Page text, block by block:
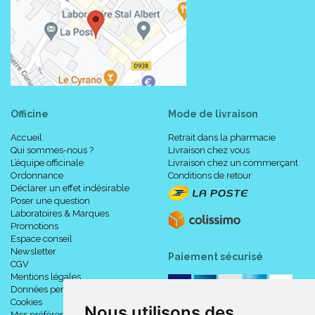
Testées dermatologiquement :
Toutes nos matières sont testées dermatologiquement
afin de favoriser une peau saine.
Une matière douce pour un toucher textile pour plus de confort :
De nouveaux côtés et un voile extérieur aérés laisse la peau
La technologie Odour Neutralizer diminue les odeurs d'
Le système Odour Neutralizer diminues les odeurs
d'ammoniac, ce qui procure fraîcheur et dignité.
L' indicateur d'humidité indique quand changer la protection :
Il n' est pas nécessaire d' ouvrir la protection pour savoir
s' il faut la changer. En effet, l' indicateur d' humidité à l'
extérieur du produit passe du jaune au bleu quand de l'
Des élastiques incurvés au niveau des jambes pour une coupe
Officine
Accueil
Qui sommes-nous ?
L’équipe officinale
Ordonnance
Déclarer un effet indésirable
Poser une question
Laboratoires & Marques
Promotions
Espace conseil
Newsletter
CGV
Mentions légales
Données personnelles
Cookies
Mode de livraison
Retrait dans la pharmacie
Livraison chez vous
Livraison chez un commerçant
Conditions de retour
Paiement sécurisé